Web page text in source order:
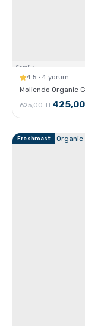
Ristretto
Sertlik:
4.5 · 4 yorum
Moliendo Organic
625,00 TL
Freshroast